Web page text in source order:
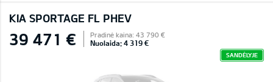
KIA SPORTAGE FL PHEV
39 471 € Pradinė kaina: 43 790 €
Nuolaida: 4 319 €
SANDĖLYJE